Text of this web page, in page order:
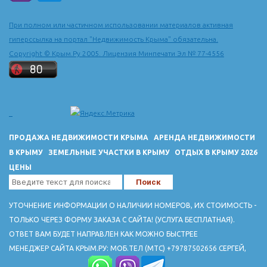
При полном или частичном использовании материалов активная
гиперссылка на портал "Недвижимость Крыма" обязательна.
Copyright © Крым.Ру 2005. Лицензия Минпечати Эл № 77-4556
ПРОДАЖА НЕДВИЖИМОСТИ КРЫМА
АРЕНДА НЕДВИЖИМОСТИ
В КРЫМУ
ЗЕМЕЛЬНЫЕ УЧАСТКИ В КРЫМУ
ОТДЫХ В КРЫМУ 2026
ЦЕНЫ
УТОЧНЕНИЕ ИНФОРМАЦИИ О НАЛИЧИИ НОМЕРОВ, ИХ СТОИМОСТЬ -
ТОЛЬКО ЧЕРЕЗ ФОРМУ ЗАКАЗА С САЙТА! (УСЛУГА БЕСПЛАТНАЯ).
ОТВЕТ ВАМ БУДЕТ НАПРАВЛЕН КАК МОЖНО БЫСТРЕЕ
МЕНЕДЖЕР САЙТА КРЫМ.РУ: МОБ.ТЕЛ (МТС) +79787502656 СЕРГЕЙ,